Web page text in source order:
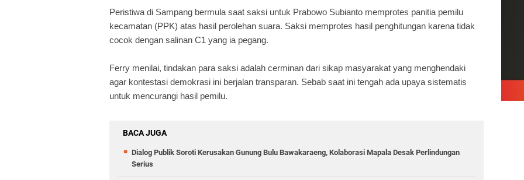
Peristiwa di Sampang bermula saat saksi untuk Prabowo Subianto memprotes panitia pemilu
kecamatan (PPK) atas hasil perolehan suara. Saksi memprotes hasil penghitungan karena tidak
cocok dengan salinan C1 yang ia pegang.
Ferry menilai, tindakan para saksi adalah cerminan dari sikap masyarakat yang menghendaki
agar kontestasi demokrasi ini berjalan transparan. Sebab saat ini tengah ada upaya sistematis
untuk mencurangi hasil pemilu.
BACA JUGA
Dialog Publik Soroti Kerusakan Gunung Bulu Bawakaraeng, Kolaborasi Mapala Desak Perlindungan
Serius